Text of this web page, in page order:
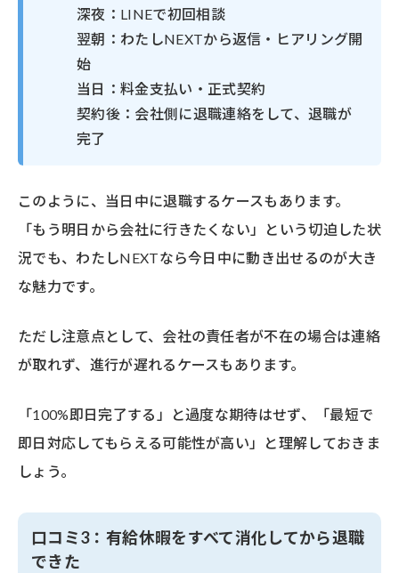
深夜：LINEで初回相談
翌朝：わたしNEXTから返信・ヒアリング開
始
当日：料金支払い・正式契約
契約後：会社側に退職連絡をして、退職が
完了
このように、当日中に退職するケースもあります。
「もう明日から会社に行きたくない」という切迫した状
況でも、わたしNEXTなら今日中に動き出せるのが大き
な魅力です。
ただし注意点として、会社の責任者が不在の場合は連絡
が取れず、進行が遅れるケースもあります。
「100%即日完了する」と過度な期待はせず、「最短で
即日対応してもらえる可能性が高い」と理解しておきま
しょう。
口コミ3：有給休暇をすべて消化してから退職
できた